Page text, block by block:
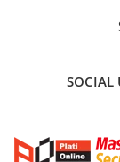
SOCIAL